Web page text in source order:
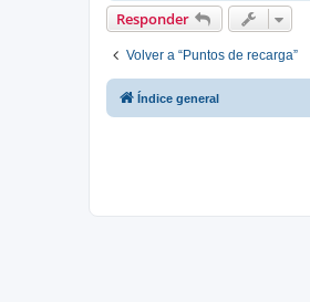
Responder
Volver a “Puntos de recarga”
Índice general